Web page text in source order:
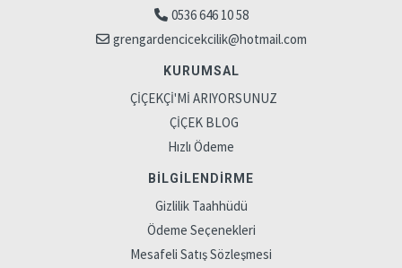
0536 646 10 58
grengardencicekcilik@hotmail.com
KURUMSAL
ÇİÇEKÇİ'Mİ ARIYORSUNUZ
ÇİÇEK BLOG
Hızlı Ödeme
BILGILENDIRME
Gizlilik Taahhüdü
Ödeme Seçenekleri
Mesafeli Satış Sözleşmesi